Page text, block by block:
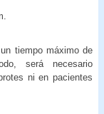
tiempo máximo de
será necesario
ni en pacientes